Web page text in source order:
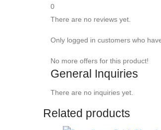
0
There are no reviews yet.
Only logged in customers who
No more offers for this product!
General Inquiries
There are no inquiries yet.
Related products